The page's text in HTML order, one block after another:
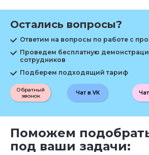
Остались вопросы?
Ответим на вопросы по работе с
Проведем бесплатную
сотрудников
Подберем подходящий тариф
Обратный
звонок
Чат в VK
Поможем
под ваши задачи: